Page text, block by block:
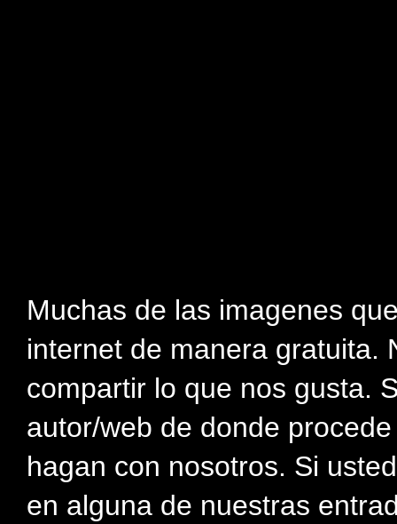
Muchas de las imagenes
internet de manera gratuita.
compartir lo que nos gusta.
autor/web de donde
hagan con nosotros. Si
en alguna de nuestras